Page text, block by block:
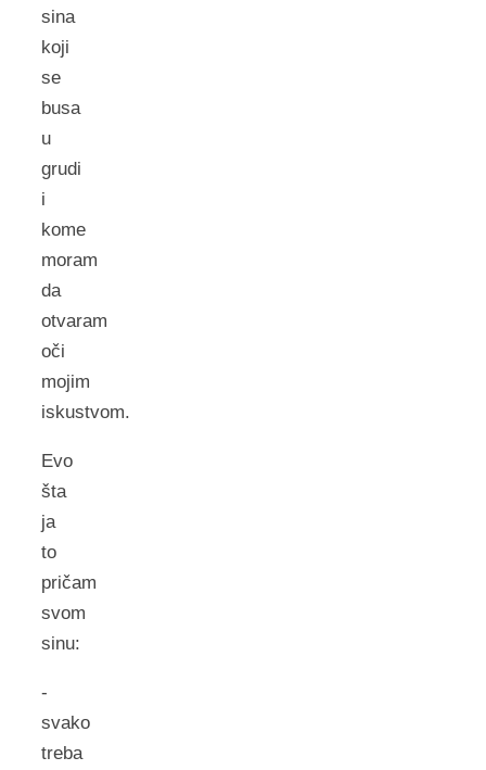
sina
koji
se
busa
u
grudi
i
kome
moram
da
otvaram
oči
mojim
iskustvom.
Evo
šta
ja
to
pričam
svom
sinu:
-
svako
treba